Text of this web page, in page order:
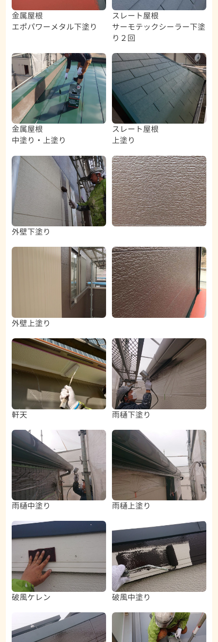
金属屋根
エポパワーメタル下塗り
スレート屋根
サーモテックシーラー下塗
り２回
金属屋根
中塗り・上塗り
スレート屋根
上塗り
外壁下塗り
外壁上塗り
軒天 雨樋下塗り
雨樋中塗り 雨樋上塗り
破風ケレン 破風中塗り